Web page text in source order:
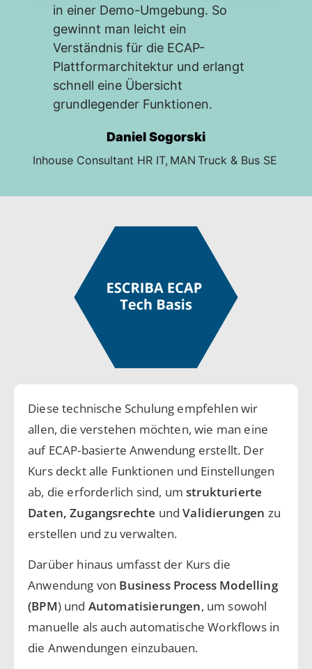
in einer Demo-Umgebung. So
gewinnt man leicht ein
Verständnis für die ECAP-
Plattformarchitektur und erlangt
schnell eine Übersicht
grundlegender Funktionen.
Daniel Sogorski
Inhouse Consultant HR IT, MAN Truck & Bus SE
Diese technische Schulung empfehlen wir
allen, die verstehen möchten, wie man eine
auf ECAP-basierte Anwendung erstellt. Der
Kurs deckt alle Funktionen und Einstellungen
ab, die erforderlich sind, umstrukturierte
Daten, Zugangsrechte undValidierungen zu
erstellen und zu verwalten.
Darüber hinaus umfasst der Kurs die
Anwendung von Business Process Modelling
(BPM) und Automatisierungen, um sowohl
manuelle als auch automatische Workflows in
die Anwendungen einzubauen.